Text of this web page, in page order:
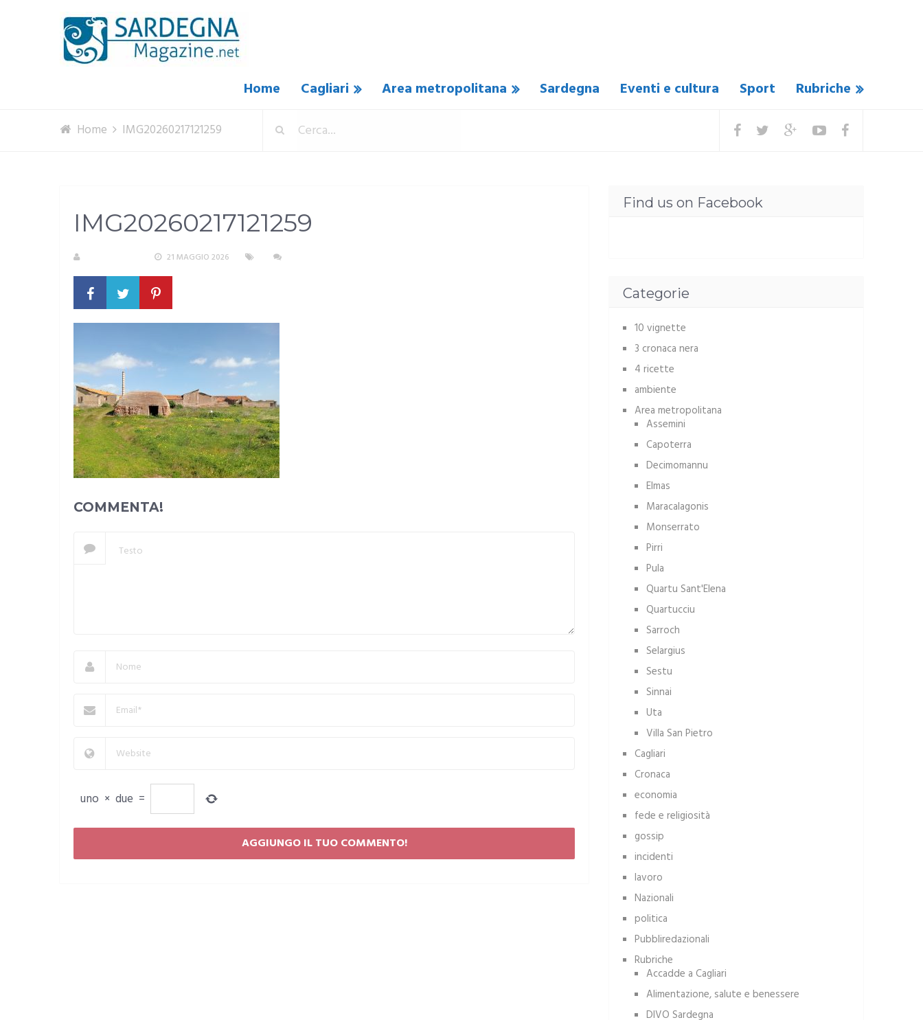
Home Cagliari Area metropolitana Sardegna Eventi e cultura Sport Rubriche
Home IMG20260217121259
IMG20260217121259
21 MAGGIO 2026
COMMENTA!
uno × due =
Find us on Facebook
Categorie
10 vignette
3 cronaca nera
4 ricette
ambiente
Area metropolitana
Assemini
Capoterra
Decimomannu
Elmas
Maracalagonis
Monserrato
Pirri
Pula
Quartu Sant'Elena
Quartucciu
Sarroch
Selargius
Sestu
Sinnai
Uta
Villa San Pietro
Cagliari
Cronaca
economia
fede e religiosità
gossip
incidenti
lavoro
Nazionali
politica
Pubbliredazionali
Rubriche
Accadde a Cagliari
Alimentazione, salute e benessere
DIVO Sardegna